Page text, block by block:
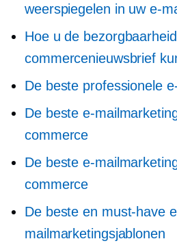
weerspiegelen in uw e-
Hoe u de
commercenieuwsbrief
De beste professionele
De beste e-
commerce
De beste e-
commerce
De beste en must-have
mailmarketingsjablonen